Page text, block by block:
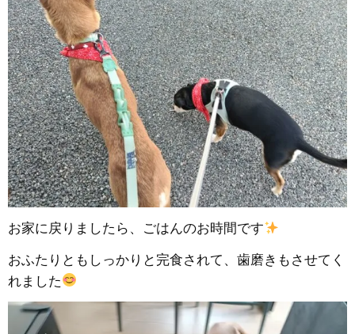
お家に戻りましたら、ごはんのお時間です
おふたりともしっかりと完食されて、歯磨きもさせてく
れました